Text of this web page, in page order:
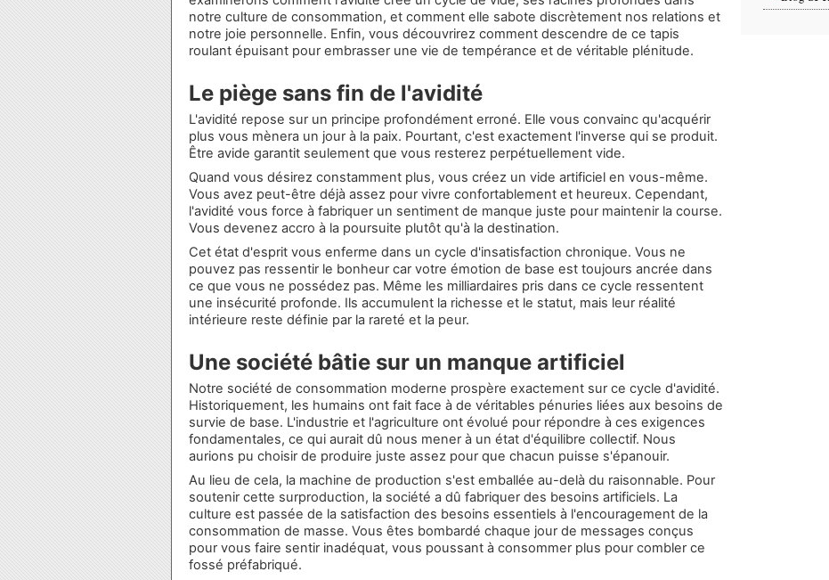
notre culture de consommation, et comment elle sabote discrètement nos relations et
notre joie personnelle. Enfin, vous découvrirez comment descendre de ce tapis
roulant épuisant pour embrasser une vie de tempérance et de véritable plénitude.
Le piège sans fin de l'avidité
L'avidité repose sur un principe profondément erroné. Elle vous convainc qu'acquérir
plus vous mènera un jour à la paix. Pourtant, c'est exactement l'inverse qui se produit.
Être avide garantit seulement que vous resterez perpétuellement vide.
Quand vous désirez constamment plus, vous créez un vide artificiel en vous-même.
Vous avez peut-être déjà assez pour vivre confortablement et heureux. Cependant,
l'avidité vous force à fabriquer un sentiment de manque juste pour maintenir la course.
Vous devenez accro à la poursuite plutôt qu'à la destination.
Cet état d'esprit vous enferme dans un cycle d'insatisfaction chronique. Vous ne
pouvez pas ressentir le bonheur car votre émotion de base est toujours ancrée dans
ce que vous ne possédez pas. Même les milliardaires pris dans ce cycle ressentent
une insécurité profonde. Ils accumulent la richesse et le statut, mais leur réalité
intérieure reste définie par la rareté et la peur.
Une société bâtie sur un manque artificiel
Notre société de consommation moderne prospère exactement sur ce cycle d'avidité.
Historiquement, les humains ont fait face à de véritables pénuries liées aux besoins de
survie de base. L'industrie et l'agriculture ont évolué pour répondre à ces exigences
fondamentales, ce qui aurait dû nous mener à un état d'équilibre collectif. Nous
aurions pu choisir de produire juste assez pour que chacun puisse s'épanouir.
Au lieu de cela, la machine de production s'est emballée au-delà du raisonnable. Pour
soutenir cette surproduction, la société a dû fabriquer des besoins artificiels. La
culture est passée de la satisfaction des besoins essentiels à l'encouragement de la
consommation de masse. Vous êtes bombardé chaque jour de messages conçus
pour vous faire sentir inadéquat, vous poussant à consommer plus pour combler ce
fossé préfabriqué.